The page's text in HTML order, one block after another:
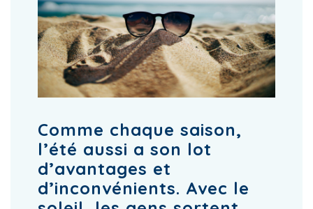
Comme chaque saison,
l’été aussi a son lot
d’avantages et
d’inconvénients. Avec le